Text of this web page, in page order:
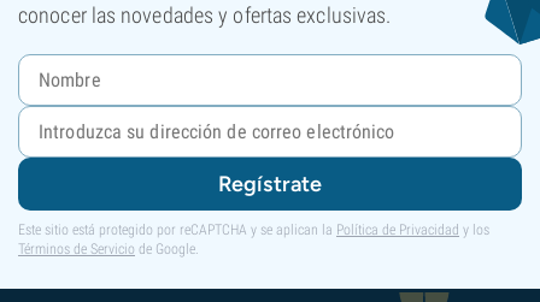
conocer las novedades y ofertas exclusivas.
Regístrate
Este sitio está protegido por reCAPTCHA y se aplican la Política de Privacidad y los
Términos de Servicio de Google.